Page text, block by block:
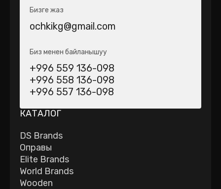
Бизге жаз
ochkikg@gmail.com
Биз менен байланышуу
+996 559 136-098
+996 558 136-098
+996 557 136-098
КАТАЛОГ
DS Brands
Оправы
Elite Brands
World Brands
Wooden